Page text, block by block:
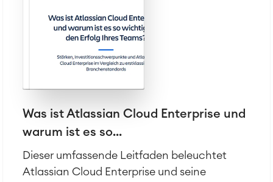
Was ist Atlassian Cloud Enterprise und
warum ist es so...
Dieser umfassende Leitfaden beleuchtet
Atlassian Cloud Enterprise und seine